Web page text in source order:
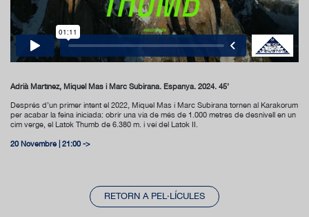
Adrià Martínez, Miquel Mas i Marc Subirana. Espanya. 2024. 45’
Després d’un primer intent el 2022, Miquel Mas i Marc Subirana tornen al Karakorum
per acabar la feina iniciada: obrir una via de més de 1.000 metres de desnivell en un
cim verge, el Latok Thumb de 6.380 m. i veí del Latok II.
20 Novembre | 21:00 ->
RETORN A PEL·LÍCULES